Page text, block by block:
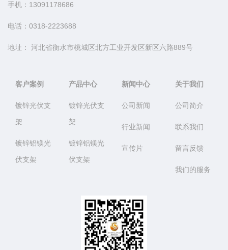
手机：13091178686
电话：0318-2223688
地址： 河北省衡水市桃城区北方工业开发区新区六路889号
客户案例
镀锌光伏支
架
镀锌铝镁光
伏支架
产品中心
镀锌光伏支
架
镀锌铝镁光
伏支架
新闻中心
公司新闻
行业新闻
宣传片
关于我们
公司简介
联系我们
留言反馈
我们的服务